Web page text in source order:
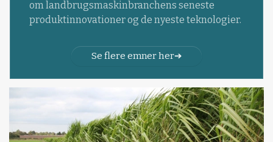
om landbrugsmaskinbranchens seneste
produktinnovationer og de nyeste teknologier.
Se flere emner her